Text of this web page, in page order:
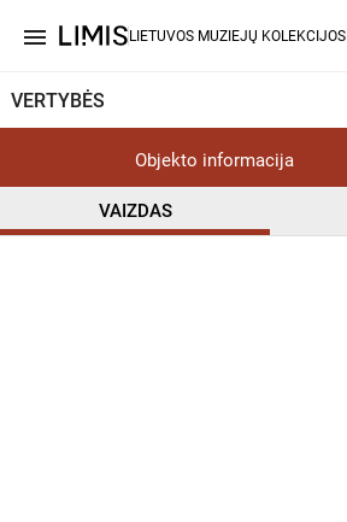
menu LIETUVOS MUZIEJŲ KOLEKCIJOS
VERTYBĖS
Objekto informacija
VAIZDAS